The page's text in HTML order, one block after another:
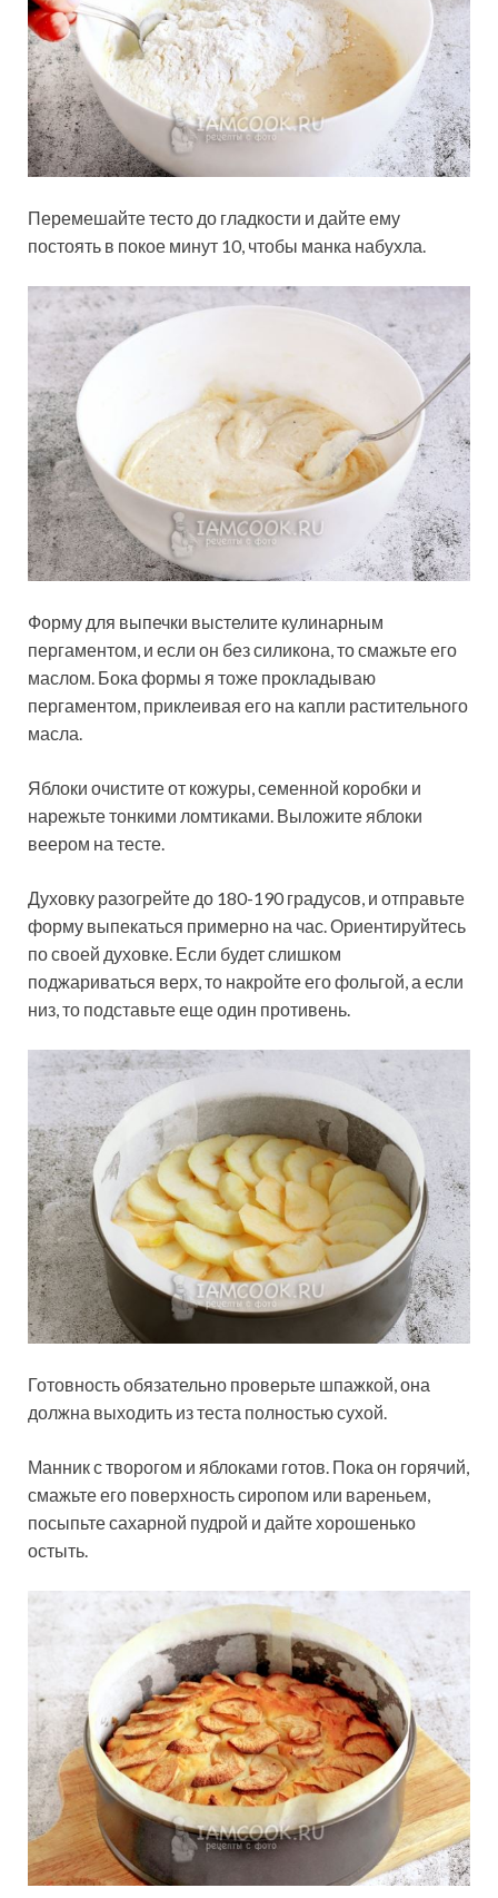
Перемешайте тесто до гладкости и дайте ему
постоять в покое минут 10, чтобы манка набухла.
Форму для выпечки выстелите кулинарным
пергаментом, и если он без силикона, то смажьте его
маслом. Бока формы я тоже прокладываю
пергаментом, приклеивая его на капли растительного
масла.
Яблоки очистите от кожуры, семенной коробки и
нарежьте тонкими ломтиками. Выложите яблоки
веером на тесте.
Духовку разогрейте до 180-190 градусов, и отправьте
форму выпекаться примерно на час. Ориентируйтесь
по своей духовке. Если будет слишком
поджариваться верх, то накройте его фольгой, а если
низ, то подставьте еще один противень.
Готовность обязательно проверьте шпажкой, она
должна выходить из теста полностью сухой.
Манник с творогом и яблоками готов. Пока он горячий,
смажьте его поверхность сиропом или вареньем,
посыпьте сахарной пудрой и дайте хорошенько
остыть.